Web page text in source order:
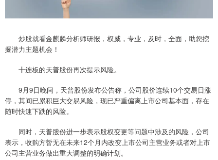
炒股就看金麒麟分析师研报，权威，专业，及时，全面，助您挖
掘潜力主题机会！
十连板的天普股份再次提示风险。
9月9日晚间，天普股份发布公告称，公司股价连续10个交易日涨
停，其间已累积巨大交易风险，现已严重偏离上市公司基本面，存在
随时快速下跌的风险。
同时，天普股份进一步表示股权变更等问题中涉及的风险，公司
表示，收购方暂无在未来12个月内改变上市公司主营业务或者对上市
公司主营业务做出重大调整的明确计划。